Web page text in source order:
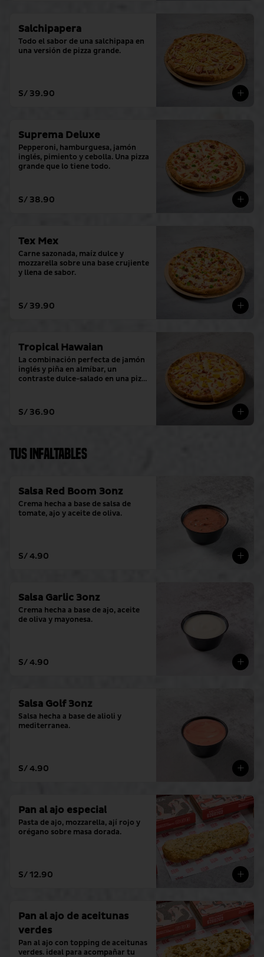
Salchipapera
Todo el sabor de una salchipapa en
una versión de pizza grande.
S/ 39.90
Suprema Deluxe
Pepperoni, hamburguesa, jamón
inglés, pimiento y cebolla. Una pizza
grande que lo tiene todo.
S/ 38.90
Tex Mex
Carne sazonada, maíz dulce y
mozzarella sobre una base crujiente
y llena de sabor.
S/ 39.90
Tropical Hawaian
La combinación perfecta de jamón
inglés y piña en almíbar, un
contraste dulce-salado en una pizza
S/ 36.90
Tus Infaltables
Salsa Red Boom 3onz
Crema hecha a base de salsa de
tomate, ajo y aceite de oliva.
S/ 4.90
Salsa Garlic 3onz
Crema hecha a base de ajo, aceite
de oliva y mayonesa.
S/ 4.90
Salsa Golf 3onz
Salsa hecha a base de alioli y
mediterranea.
S/ 4.90
Pan al ajo especial
Pasta de ajo, mozzarella, ají rojo y
orégano sobre masa dorada.
S/ 12.90
Pan al ajo de aceitunas
verdes
Pan al ajo con topping de aceitunas
verdes. ideal para acompañar tu